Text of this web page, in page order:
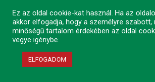
Ez az oldal cookie-kat használ. Ha az
akkor elfogadja, hogy a személyre szabott,
minőségű tartalom érdekében az oldal
vegye igénybe.
ELFOGADOM